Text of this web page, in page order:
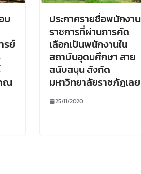
บ
รย์
ณ
ประกาศรายชื่อพนักงาน
ราชการที่ผ่านการคัด
เลือกเป็นพนักงานใน
สถาบันอุดมศึกษา สาย
สนับสนุน สังกัด
มหาวิทยาลัยราชภัฏเลย
25/11/2020